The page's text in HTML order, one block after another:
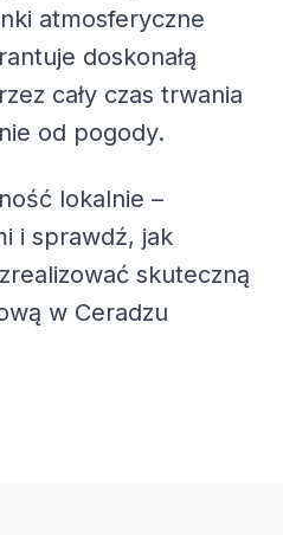
atmosferyczne
doskonałą
cały czas trwania
od pogody.
lokalnie –
i sprawdź, jak
skuteczną
w Ceradzu